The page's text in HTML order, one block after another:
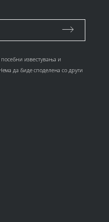
известувања и
да биде споделена со други